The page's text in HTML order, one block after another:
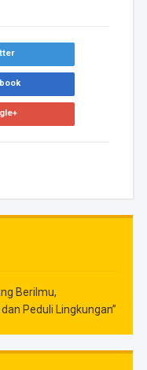
Berilmu,
Peduli Lingkungan”